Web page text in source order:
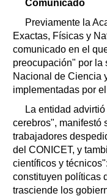
Comunicado
Previamente la
Exactas, Físicas y
comunicado en el
preocupación" por la
Nacional de Ciencia
implementadas por
La entidad
cerebros", manifestó
trabajadores
del CONICET, y
científicos y
constituyen políticas
trasciende los